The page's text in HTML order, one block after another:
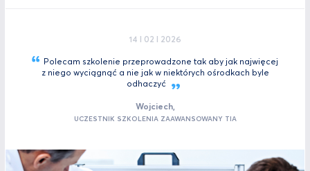
14 I 02 I 2026
Polecam szkolenie przeprowadzone tak aby jak najwięcej
z niego wyciągnąć a nie jak w niektórych ośrodkach byle
odhaczyć
Wojciech,
UCZESTNIK SZKOLENIA ZAAWANSOWANY TIA